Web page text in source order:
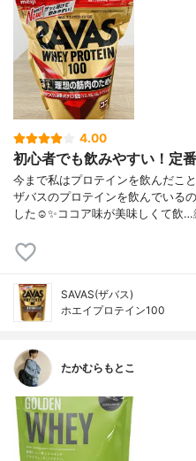
4.00
初心者でも飲みやすい！定
今まで私はプロテインを飲んだこ
ザバスのプロテインを飲んでいる
した☺️✨ココア味が美味しくて飲…
SAVAS(ザバス)
ホエイプロテイン100
たかむらもとこ